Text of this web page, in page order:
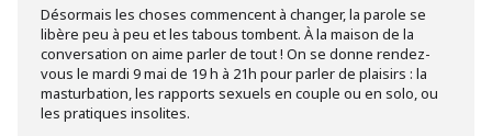
Désormais les choses commencent à changer, la parole se
libère peu à peu et les tabous tombent. À la maison de la
conversation on aime parler de tout ! On se donne rendez-
vous le mardi 9 mai de 19 h à 21h pour parler de plaisirs : la
masturbation, les rapports sexuels en couple ou en solo, ou
les pratiques insolites.